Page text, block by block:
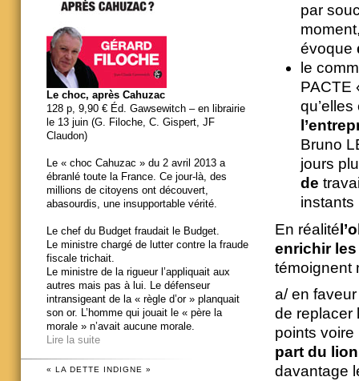
par
évoque
le
PACTE
Bruno
jours
de
En réalité
enrichir
témoignent
a/ en
de replacer
points
part du
davantage
Le choc, après Cahuzac
128 p, 9,90 € Éd. Gawsewitch – en librairie
le 13 juin (G. Filoche, C. Gispert, JF
Claudon)
Le « choc Cahuzac » du 2 avril 2013 a
ébranlé toute la France. Ce jour-là, des
millions de citoyens ont découvert,
abasourdis, une insupportable vérité.
Le chef du Budget fraudait le Budget.
Le ministre chargé de lutter contre la fraude
fiscale trichait.
Le ministre de la rigueur l’appliquait aux
autres mais pas à lui. Le défenseur
intransigeant de la « règle d’or » planquait
son or. L’homme qui jouait le « père la
morale » n’avait aucune morale.
Lire la suite
« LA DETTE INDIGNE »